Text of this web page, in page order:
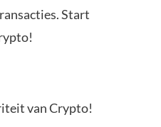
Start
van Crypto!